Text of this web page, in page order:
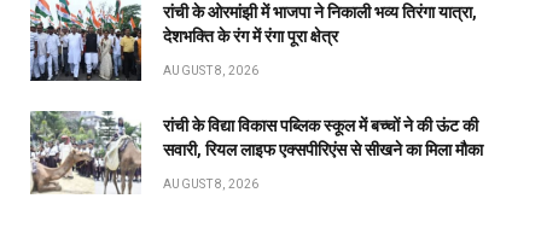
रांची के ओरमांझी में भाजपा ने निकाली भव्य तिरंगा यात्रा,
देशभक्ति के रंग में रंगा पूरा क्षेत्र
AUGUST 8, 2026
रांची के विद्या विकास पब्लिक स्कूल में बच्चों ने की ऊंट की
सवारी, रियल लाइफ एक्सपीरिएंस से सीखने का मिला मौका
AUGUST 8, 2026